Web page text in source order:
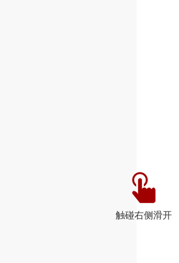
触碰右侧滑开